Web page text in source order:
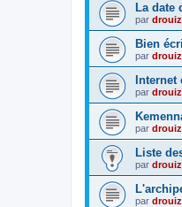
La date
par
Bien
par
par
par
Liste
par
par